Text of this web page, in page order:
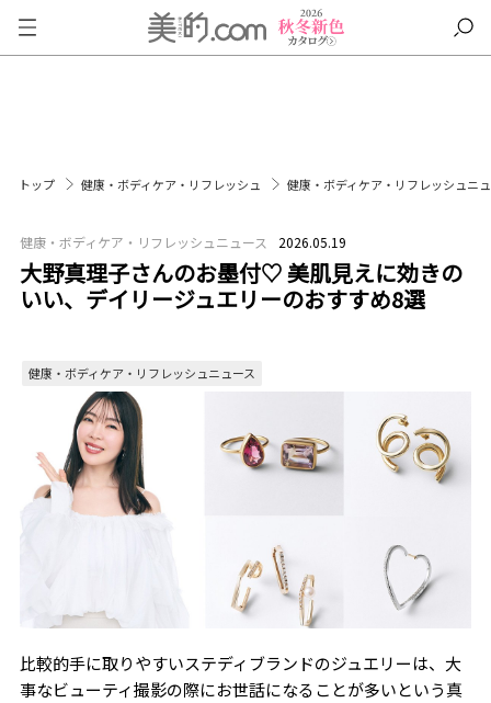
トップ 健康・ボディケア・リフレッシュ 健康・ボディケア・リフレッシュニ
健康・ボディケア・リフレッシュニュース 2026.05.19
大野真理子さんのお墨付♡ 美肌見えに効きの
いい、デイリージュエリーのおすすめ8選
健康・ボディケア・リフレッシュニュース
比較的手に取りやすいステディブランドのジュエリーは、大
事なビューティ撮影の際にお世話になることが多いという真